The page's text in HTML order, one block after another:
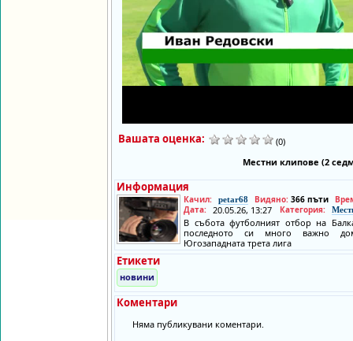
Вашата оценка:
(0)
Местни клипове (2
Информация
Качил: petar68 Видяно: 366 пъти
Дата: 20.05.26, 13:27 Категория:
В събота футболният отбор на
последното си много важно
Югозападната трета лига
Етикети
новини
Коментари
Няма публикувани коментари.